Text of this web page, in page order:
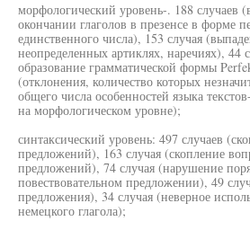
морфологический уровень-. 188 случаев
окончании глаголов в презенсе в форме
единственного числа), 153 случая
неопределенных артиклях, наречиях), 44
образование грамматической формы
(отклонения, количество которых
общего числа особенностей языка
на морфологическом уровне);
синтаксический уровень: 497 случаев
предложений), 163 случая (скопление
предложений), 74 случая (нарушение
повествовательном предложении), 49
предложения), 34 случая (неверное
немецкого глагола);